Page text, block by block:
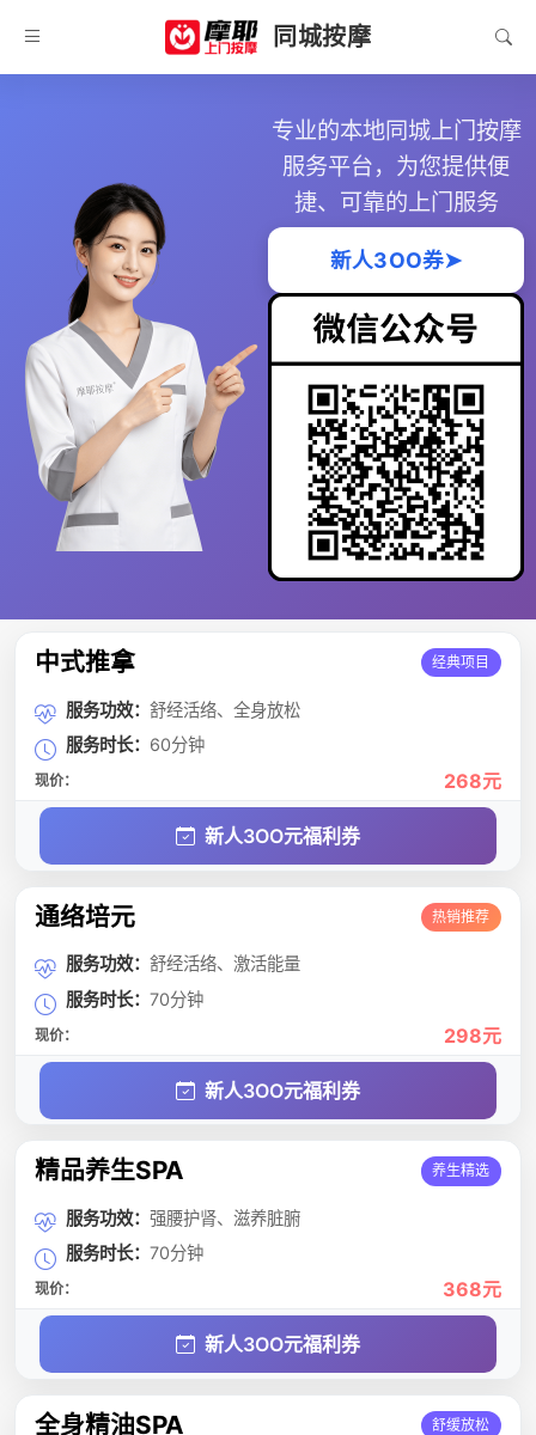
同城按摩
专业的本地同城上门按摩
服务平台，为您提供便
捷、可靠的上门服务
新人3OO券➤
中式推拿 经典项目
服务功效： 舒经活络、全身放松
服务时长： 60分钟
现价： 268元
新人3OO元福利券
通络培元 热销推荐
服务功效： 舒经活络、激活能量
服务时长： 70分钟
现价： 298元
新人3OO元福利券
精品养生SPA 养生精选
服务功效： 强腰护肾、滋养脏腑
服务时长： 70分钟
现价： 368元
新人3OO元福利券
全身精油SPA 舒缓放松